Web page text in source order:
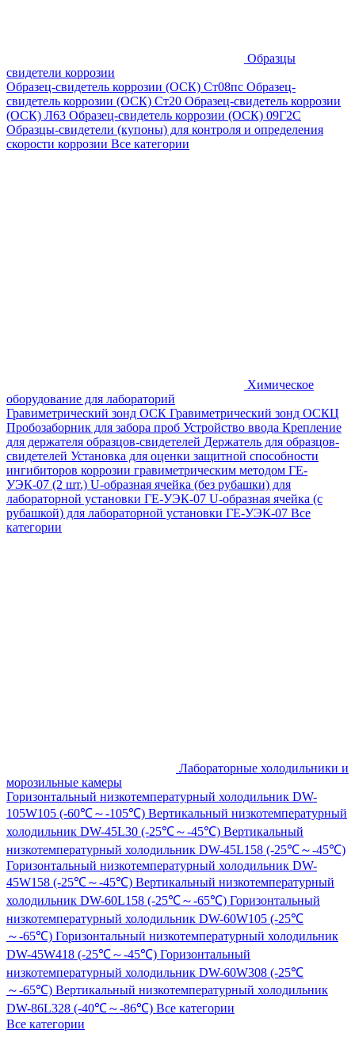
Образцы
свидетели коррозии
Образец-свидетель коррозии (ОСК) Ст08пс Образец-
свидетель коррозии (ОСК) Ст20 Образец-свидетель коррозии
(ОСК) Л63 Образец-свидетель коррозии (ОСК) 09Г2С
Образцы-свидетели (купоны) для контроля и определения
скорости коррозии Все категории
Химическое
оборудование для лабораторий
Гравиметрический зонд ОСК Гравиметрический зонд ОСКЦ
Пробозаборник для забора проб Устройство ввода Крепление
для держателя образцов-свидетелей Держатель для образцов-
свидетелей Установка для оценки защитной способности
ингибиторов коррозии гравиметрическим методом ГЕ-
УЭК-07 (2 шт.) U-образная ячейка (без рубашки) для
лабораторной установки ГЕ-УЭК-07 U-образная ячейка (с
рубашкой) для лабораторной установки ГЕ-УЭК-07 Все
категории
Лабораторные холодильники и
морозильные камеры
Горизонтальный низкотемпературный холодильник DW-
105W105 (-60℃～-105℃) Вертикальный низкотемпературный
холодильник DW-45L30 (-25℃～-45℃) Вертикальный
низкотемпературный холодильник DW-45L158 (-25℃～-45℃)
Горизонтальный низкотемпературный холодильник DW-
45W158 (-25℃～-45℃) Вертикальный низкотемпературный
холодильник DW-60L158 (-25℃～-65℃) Горизонтальный
низкотемпературный холодильник DW-60W105 (-25℃
～-65℃) Горизонтальный низкотемпературный холодильник
DW-45W418 (-25℃～-45℃) Горизонтальный
низкотемпературный холодильник DW-60W308 (-25℃
～-65℃) Вертикальный низкотемпературный холодильник
DW-86L328 (-40℃～-86℃) Все категории
Все категории